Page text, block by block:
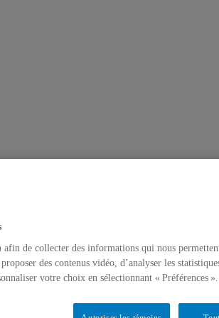
de collecter des informations qui nous
des contenus vidéo, d’analyser les
votre choix en sélectionnant « Préférences ».